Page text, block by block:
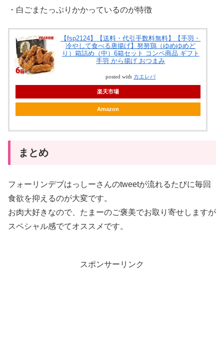
・白ごまたっぷりかかっているのが特徴
【fsp2124】【送料・代引手数料無料】【手羽・
冷やして食べる唐揚げ】努努鶏（ゆめゆめど
り）箱詰め（中）6箱セット コンペ商品 ギフト
手羽 から揚げ おつまみ
posted with カエレバ
楽天市場
Amazon
まとめ
フォーリンデブはっしーさんのtweetが流れるたびに毎回
食欲を抑えるのが大変です。
お肉大好きなので、たまーのご褒美でお取り寄せしますが
スペシャル感でてオススメです。
スポンサーリンク